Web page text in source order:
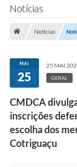
A Prefeitura
Notícias
Secretarias
Imprensa
Galeria de Fotos
Notícias
Notícias
MAI
25
25 MAI
GERAL
CMDCA
inscrições
escolha dos
Cotriguaçu